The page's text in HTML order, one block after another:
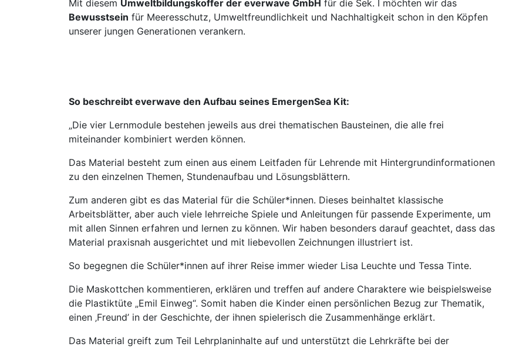
Mit diesem Umweltbildungskoffer der everwave GmbH für die Sek. I möchten wir das
Bewusstsein für Meeresschutz, Umweltfreundlichkeit und Nachhaltigkeit schon in den Köpfen
unserer jungen Generationen verankern.
So beschreibt everwave den Aufbau seines EmergenSea Kit:
„Die vier Lernmodule bestehen jeweils aus drei thematischen Bausteinen, die alle frei
miteinander kombiniert werden können.
Das Material besteht zum einen aus einem Leitfa­den für Lehrende mit Hintergrundinformationen
zu den einzelnen Themen, Stundenaufbau und Lö­sungsblättern.
Zum anderen gibt es das Material für die Schüler*innen. Dieses beinhaltet klassische
Arbeitsblätter, aber auch viele lehrreiche Spiele und Anleitungen für passende Experimente, um
mit allen Sinnen erfahren und lernen zu können. Wir haben besonders darauf geachtet, dass das
Material praxisnah ausgerichtet und mit liebe­vollen Zeichnungen illustriert ist.
So begegnen die Schüler*innen auf ihrer Reise immer wieder Lisa Leuchte und Tessa Tinte.
Die Maskottchen kommentieren, erklären und treffen auf andere Charaktere wie beispielswei­se
die Plastiktüte „Emil Einweg“. Somit haben die Kinder einen persönlichen Bezug zur Thematik,
einen ‚Freund’ in der Geschichte, der ihnen spiele­risch die Zusammenhänge erklärt.
Das Material greift zum Teil Lehrplaninhalte auf und unterstützt die Lehrkräfte bei der